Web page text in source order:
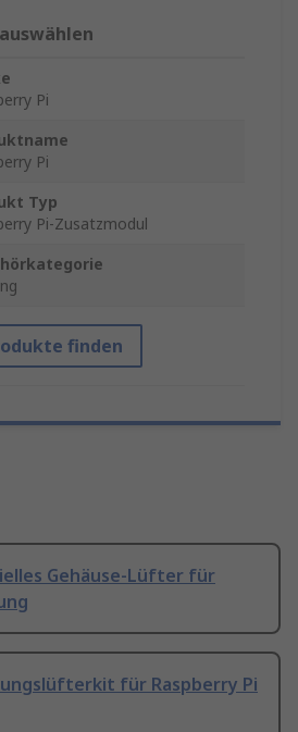
Pi
Pi
Typ
Pi-Zusatzmodul
finden
Gehäuse-Lüfter für
für Raspberry Pi